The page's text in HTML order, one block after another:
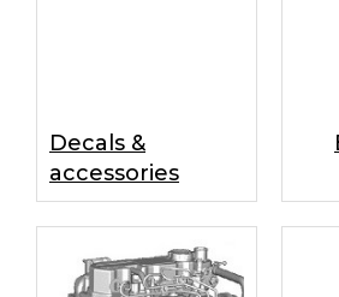
Decals &
accessories